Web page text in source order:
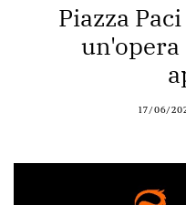
Piazza
un'opera
17/06/